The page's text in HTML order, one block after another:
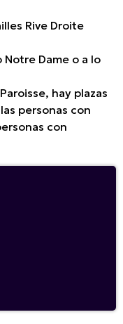
Rive Droite
Dame o a lo
hay plazas
personas con
con